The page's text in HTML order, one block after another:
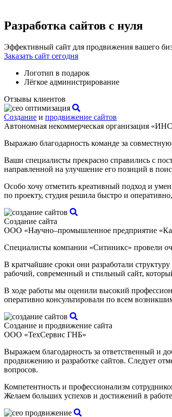
Разработка сайтов с нуля
Эффективный сайт для продвижения вашего
Заказать сайт сегодня
Логотип в подарок
Лёгкое администрирование
Отзывы клиентов
Создание и продвижение сайтов
Автономная некоммерческая организация
Выражаю благодарность команде за
Ваши специалисты прекрасно справились с
направленной на улучшение его позиций в
Особо хочу отметить креативный подход и
по проекту, студия решила быстро и
Создание сайта
ООО «Научно–промышленное предприятие
Специалисты компании «Ситиникс» провели
В кратчайшие сроки они разработали
рабочий, современный и стильный сайт,
В ходе работы мы оценили высокий
оперативно консультировали по всем
Создание и продвижение сайта
ООО «ТехСервис ГНБ»
Выражаем благодарность за ответственный и
продвижению и разработке сайтов. Следует
вопросов.
Компетентность и профессионализм
Желаем больших успехов и достижений в